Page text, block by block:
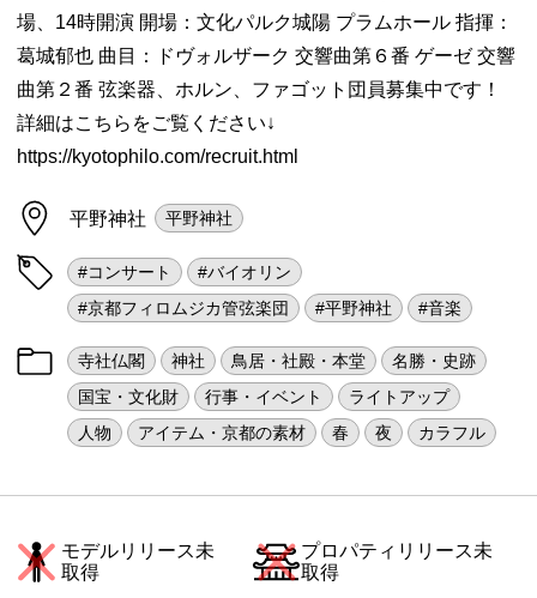
場、14時開演 開場：文化パルク城陽 プラムホール 指揮：
葛城郁也 曲目：ドヴォルザーク 交響曲第６番 ゲーゼ 交響
曲第２番 弦楽器、ホルン、ファゴット団員募集中です！
詳細はこちらをご覧ください↓
https://kyotophilo.com/recruit.html
平野神社 平野神社
#コンサート
#バイオリン
#京都フィロムジカ管弦楽団
#平野神社 #音楽
寺社仏閣 神社 鳥居・社殿・本堂
名勝・史跡
国宝・文化財
行事・イベント
ライトアップ
人物
アイテム・京都の素材 春 夜 カラフル
モデルリリース未
取得
プロパティリリース未
取得